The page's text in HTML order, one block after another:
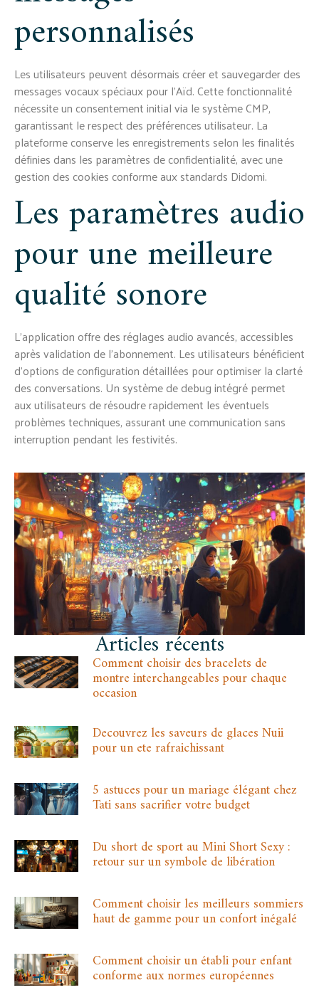
personnalisés
Les utilisateurs peuvent désormais créer et sauvegarder des
messages vocaux spéciaux pour l'Aïd. Cette fonctionnalité
nécessite un consentement initial via le système CMP,
garantissant le respect des préférences utilisateur. La
plateforme conserve les enregistrements selon les finalités
définies dans les paramètres de confidentialité, avec une
gestion des cookies conforme aux standards Didomi.
Les paramètres audio
pour une meilleure
qualité sonore
L'application offre des réglages audio avancés, accessibles
après validation de l'abonnement. Les utilisateurs bénéficient
d'options de configuration détaillées pour optimiser la clarté
des conversations. Un système de debug intégré permet
aux utilisateurs de résoudre rapidement les éventuels
problèmes techniques, assurant une communication sans
interruption pendant les festivités.
Articles récents
Comment choisir des bracelets de
montre interchangeables pour chaque
occasion
Decouvrez les saveurs de glaces Nuii
pour un ete rafraichissant
5 astuces pour un mariage élégant chez
Tati sans sacrifier votre budget
Du short de sport au Mini Short Sexy :
retour sur un symbole de libération
Comment choisir les meilleurs sommiers
haut de gamme pour un confort inégalé
Comment choisir un établi pour enfant
conforme aux normes européennes